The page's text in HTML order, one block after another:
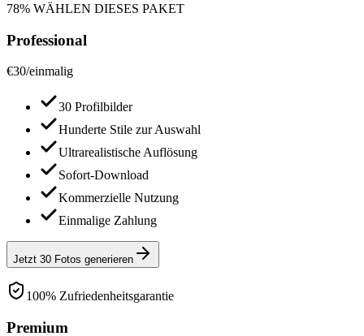
78% WÄHLEN DIESES PAKET
Professional
€30/einmalig
30 Profilbilder
Hunderte Stile zur Auswahl
Ultrarealistische Auflösung
Sofort-Download
Kommerzielle Nutzung
Einmalige Zahlung
Jetzt 30 Fotos generieren
100% Zufriedenheitsgarantie
Premium